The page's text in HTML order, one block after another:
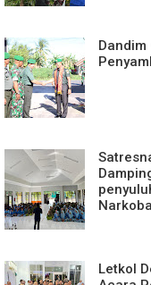
Narkoba
Letkol